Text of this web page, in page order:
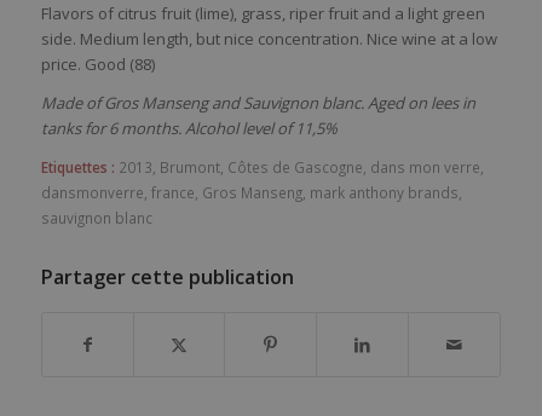
Flavors of citrus fruit (lime), grass, riper fruit and a light green
side. Medium length, but nice concentration. Nice wine at a low
price. Good (88)
Made ofGros Manseng and Sauvignon blanc. Aged on lees in
tanks for 6 months. Alcohol level of 11,5%
Etiquettes : 2013 Brumont, Côtes de Gascogne dans mon verre
dansmonverre france Gros Manseng, mark anthony brands
sauvignon blanc
Partager cette publication